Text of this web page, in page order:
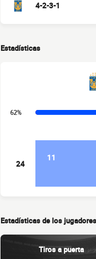
4-2-3-1
Estadísticas
62%
24
11
Estadísticas de los jugadores
Tiros a puerta